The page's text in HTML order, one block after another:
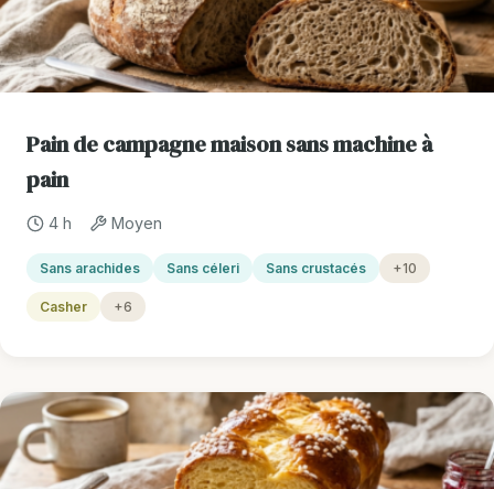
Pain de campagne maison sans machine à
pain
4 h Moyen
Sans arachides Sans céleri Sans crustacés +10
Casher +6